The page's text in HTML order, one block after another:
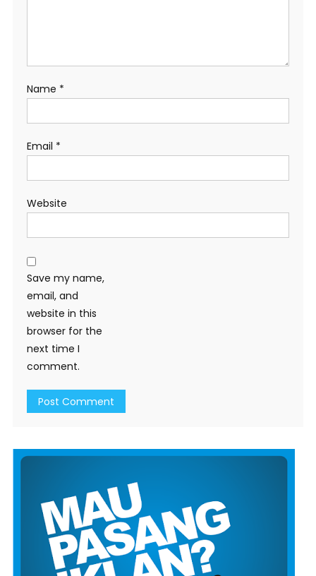
Name *
Email *
Website
Save my name,
email, and
website in this
browser for the
next time I
comment.